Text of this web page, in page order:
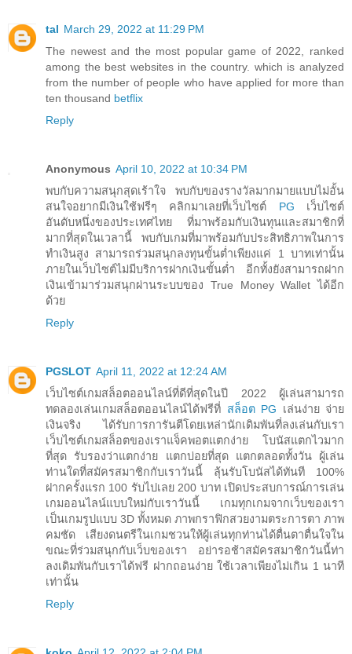
tal March 29, 2022 at 11:29 PM
The newest and the most popular game of 2022, ranked
among the best websites in the country. which is analyzed
from the number of people who have applied for more than
ten thousand betflix
Reply
Anonymous April 10, 2022 at 10:34 PM
พบกับความสนุกสุดเร้าใจ พบกับของรางวัลมากมายแบบไม่อั้น
สนใจอยากมีเงินใช้ฟรีๆ คลิกมาเลยที่เว็บไซต์ PG เว็บไซต์
อันดับหนึ่งของประเทศไทย ที่มาพร้อมกับเงินทุนและสมาชิกที่
มากที่สุดในเวลานี้ พบกับเกมที่มาพร้อมกับประสิทธิภาพในการ
ทำเงินสูง สามารถร่วมสนุกลงทุนขั้นต่ำเพียงแค่ 1 บาทเท่านั้น
ภายในเว็บไซต์ไม่มีบริการฝากเงินขั้นต่ำ อีกทั้งยังสามารถฝาก
เงินเข้ามาร่วมสนุกผ่านระบบของ True Money Wallet ได้อีก
ด้วย
Reply
PGSLOT April 11, 2022 at 12:24 AM
เว็บไซต์เกมสล็อตออนไลน์ที่ดีที่สุดในปี 2022 ผู้เล่นสามารถ
ทดลองเล่นเกมสล็อตออนไลน์ได้ฟรีที่ สล็อต PG เล่นง่าย จ่าย
เงินจริง ได้รับการการันตีโดยเหล่านักเดิมพันที่ลงเล่นกับเรา
เว็บไซต์เกมสล็อตของเราแจ็คพอตแตกง่าย โบนัสแตกไวมาก
ที่สุด รับรองว่าแตกง่าย แตกบ่อยที่สุด แตกตลอดทั้งวัน ผู้เล่น
ท่านใดที่สมัครสมาชิกกับเราวันนี้ ลุ้นรับโบนัสได้ทันที 100%
ฝากครั้งแรก 100 รับไปเลย 200 บาท เปิดประสบการณ์การเล่น
เกมออนไลน์แบบใหม่กับเราวันนี้ เกมทุกเกมจากเว็บของเรา
เป็นเกมรูปแบบ 3D ทั้งหมด ภาพกราฟิกสวยงามตระการตา ภาพ
คมชัด เสียงดนตรีในเกมชวนให้ผู้เล่นทุกท่านได้ตื่นตาตื่นใจใน
ขณะที่ร่วมสนุกกับเว็บของเรา อย่ารอช้าสมัครสมาชิกวันนี้ท่า
ลงเดิมพันกับเราได้ฟรี ฝากถอนง่าย ใช้เวลาเพียงไม่เกิน 1 นาที
เท่านั้น
Reply